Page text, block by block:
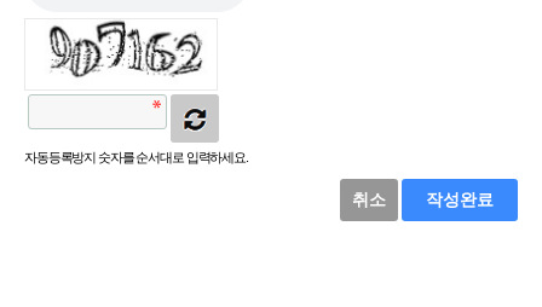
자동등록방지 숫자를 순서대로 입력하세요.
취소 작성완료